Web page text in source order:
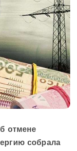
отмене
собрала